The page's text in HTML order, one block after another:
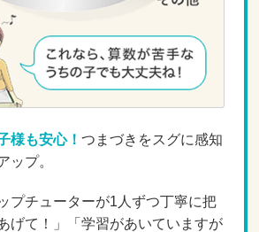
様も安心！つまづきをスグに感知
ップ。
プチューターが1人ずつ丁寧に把
げて！」「学習があいていますが